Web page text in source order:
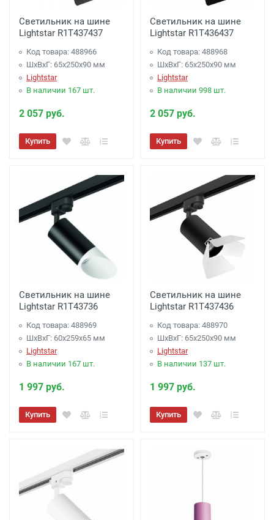
Светильник на шине
Lightstar R1T437437
Код товара: 488966
ШхВхГ: 65x250x90 мм
Lightstar
В наличии 167 шт.
2 057 руб.
Купить
Светильник на шине
Lightstar R1T436437
Код товара: 488968
ШхВхГ: 65x250x90 мм
Lightstar
В наличии 998 шт.
2 057 руб.
Купить
Светильник на шине
Lightstar R1T43736
Код товара: 488969
ШхВхГ: 60x259x65 мм
Lightstar
В наличии 167 шт.
1 997 руб.
Купить
Светильник на шине
Lightstar R1T437436
Код товара: 488970
ШхВхГ: 65x250x90 мм
Lightstar
В наличии 137 шт.
1 997 руб.
Купить